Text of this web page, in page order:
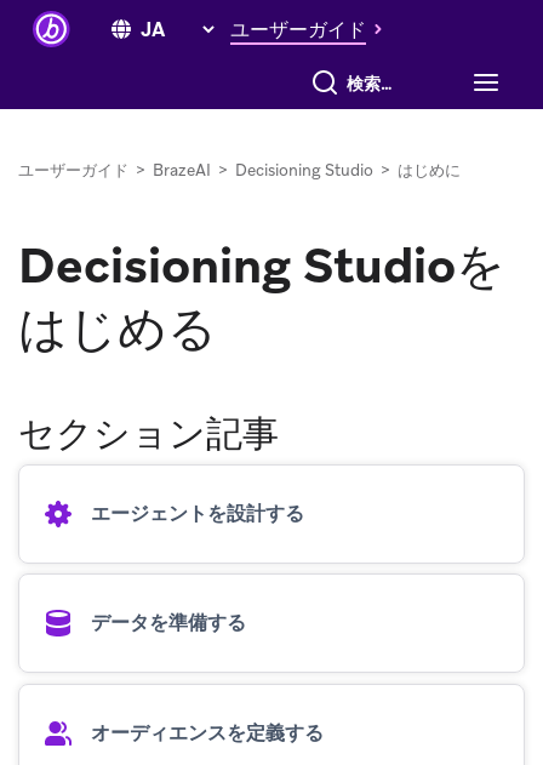
ユーザーガイド
すべて検索
ユーザーガイド > BrazeAI > Decisioning Studio > はじめに
Decisioning Studioを
はじめる
セクション記事
エージェントを設計する
データを準備する
オーディエンスを定義する